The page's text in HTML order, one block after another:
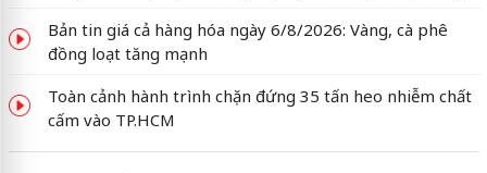
Bản tin giá cả hàng hóa ngày 6/8/2026: Vàng, cà phê
đồng loạt tăng mạnh
Toàn cảnh hành trình chặn đứng 35 tấn heo nhiễm chất
cấm vào TP.HCM